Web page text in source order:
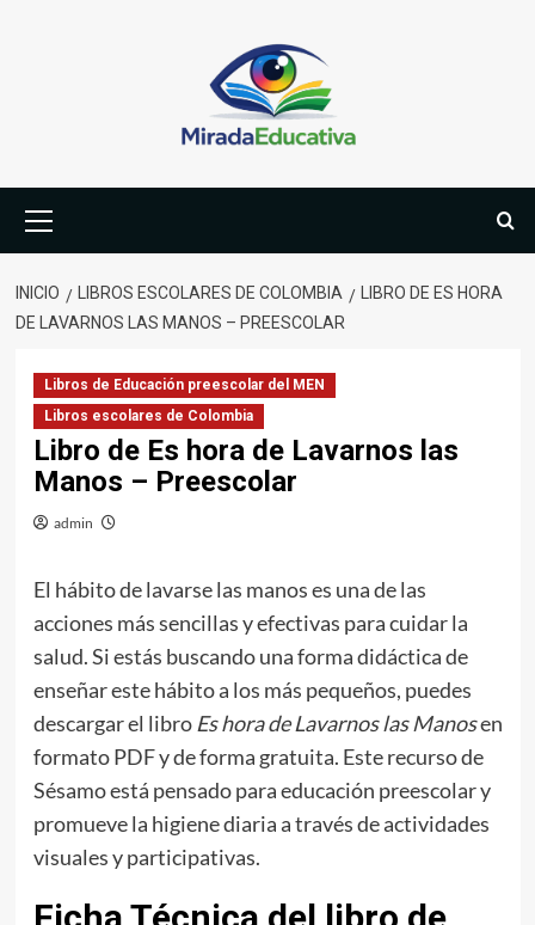
primario
INICIO LIBROS ESCOLARES DE COLOMBIA
LIBRO DE ES HORA
DE LAVARNOS LAS MANOS – PREESCOLAR
Libros de Educación preescolar del MEN
Libros escolares de Colombia
Libro de Es hora de Lavarnos las
Manos – Preescolar
admin
El hábito de lavarse las manos es una de las
acciones más sencillas y efectivas para cuidar la
salud. Si estás buscando una forma didáctica de
enseñar este hábito a los más pequeños, puedes
descargar el libro Es hora de Lavarnos las Manosen
formato PDF y de forma gratuita. Este recurso de
Sésamo está pensado para educación preescolar y
promueve la higiene diaria a través de actividades
visuales y participativas.